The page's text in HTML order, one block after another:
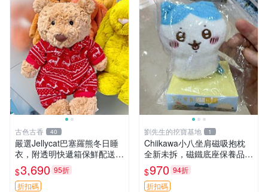
古色古香 40
嚴選Jellycat巴塞羅熊冬日睡
衣，附透明快遞箱保鮮配送，
童趣可愛可收藏 巴塞羅熊 睡
衣 透明袋
$3,690 95折
折扣碼
劉先生的挖寶基地 1
Chiikawa小八坐肩磁吸抱枕
全新未拆，磁鐵底座保養品專
用 磁鐵 磁吸 抱枕
$970 94折
折扣碼